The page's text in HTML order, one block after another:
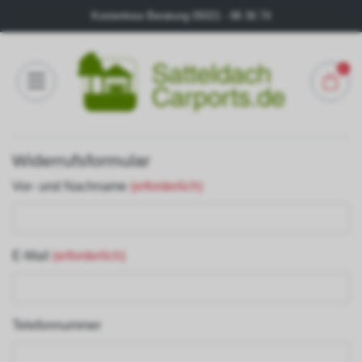
Kostenlose Beratung
Widerrufsformular
Vor- und Nachname (erforderlich)
E-Mail (erforderlich)
Telefonnummer
FAQ